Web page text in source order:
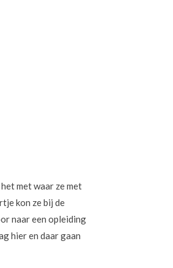
met waar ze met
kon ze bij de
naar een opleiding
hier en daar gaan